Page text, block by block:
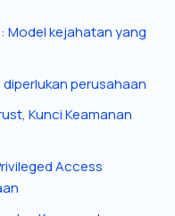
Model kejahatan yang
perusahaan
Kunci Keamanan
Access